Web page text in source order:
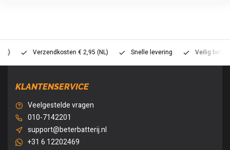
Verzendkosten € 2,95 (NL) Snelle levering Veilig betalen
KLANTENSERVICE
Veelgestelde vragen
010-7142201
support@beterbatterij.nl
+31 6 12202469